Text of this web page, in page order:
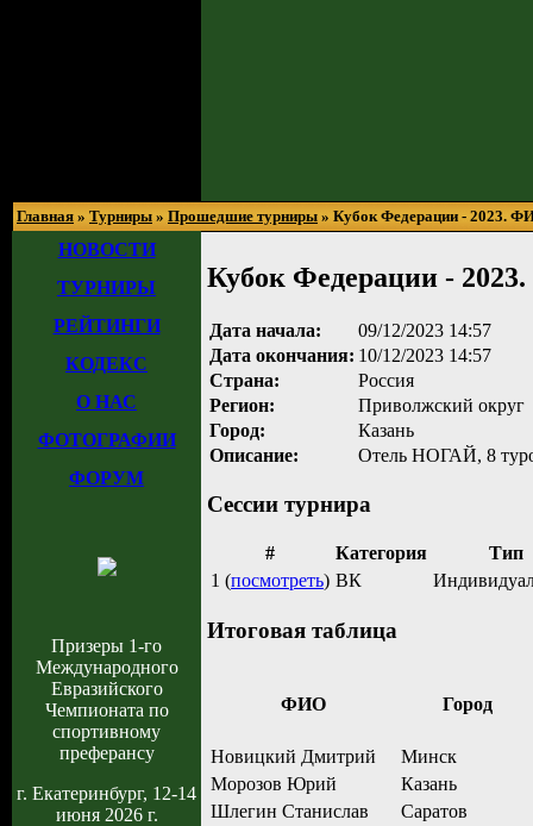
Главная » Турниры » Прошедшие турниры » Кубок Федерации - 2023.
НОВОСТИ
ТУРНИРЫ
РЕЙТИНГИ
КОДЕКС
О НАС
ФОТОГРАФИИ
ФОРУМ
Призеры 1-го
Международного
Евразийского
Чемпионата по
спортивному
преферансу
г. Екатеринбург, 12-14
июня 2026 г.
Кубок Федерации -
Дата начала:
09/12/2023 14:57
Дата окончания: 10/12/2023 14:57
Страна:
Россия
Регион:
Приволжский округ
Город:
Казань
Описание:
Отель НОГАЙ, 8
Сессии турнира
# Категория
Тип
1 (посмотреть) ВК
Итоговая таблица
ФИО Город
Новицкий Дмитрий
Минск
Морозов Юрий
Казань
Шлегин Станислав
Саратов